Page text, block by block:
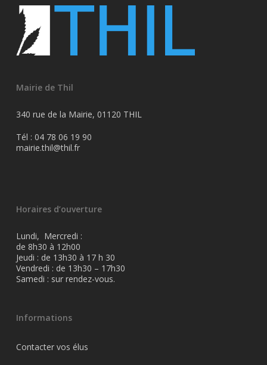
Mairie de Thil
340 rue de la Mairie, 01120 THIL
Tél : 04 78 06 19 90
mairie.thil@thil.fr
Horaires d’ouverture
Lundi, Mercredi :
de 8h30 à 12h00
Jeudi : de 13h30 à 17 h 30
Vendredi : de 13h30 – 17h30
Samedi : sur rendez-vous.
Informations
Contacter vos élus